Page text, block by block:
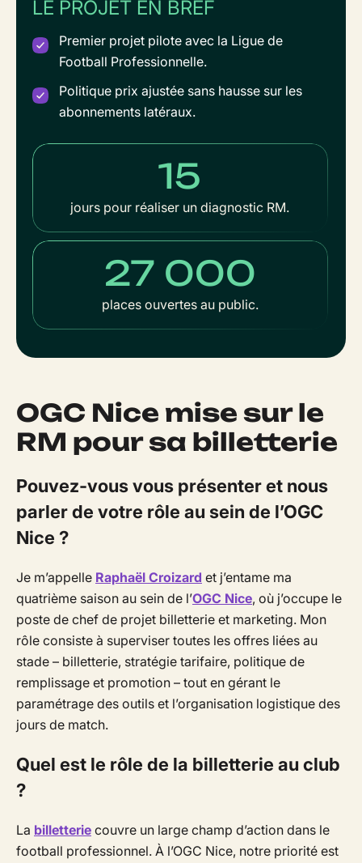
LE PROJET EN BREF
Premier projet pilote avec la Ligue de
Football Professionnelle.
Politique prix ajustée sans hausse sur les
abonnements latéraux.
15
jours pour réaliser un diagnostic RM.
27 000
places ouvertes au public.
OGC Nice mise sur le
RM pour sa billetterie
Pouvez-vous vous présenter et nous
parler de votre rôle au sein de l’OGC
Nice ?
Je m’appelle Raphaël Croizard et j’entame ma
quatrième saison au sein de l’OGC Nice, où j’occupe le
poste de chef de projet billetterie et marketing. Mon
rôle consiste à superviser toutes les offres liées au
stade – billetterie, stratégie tarifaire, politique de
remplissage et promotion – tout en gérant le
paramétrage des outils et l’organisation logistique des
jours de match.
Quel est le rôle de la billetterie au club
?
La billetterie couvre un large champ d’action dans le
football professionnel. À l’OGC Nice, notre priorité est